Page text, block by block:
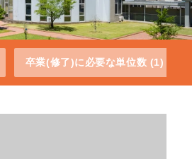
卒業(修了)に必要な単位数 (1)